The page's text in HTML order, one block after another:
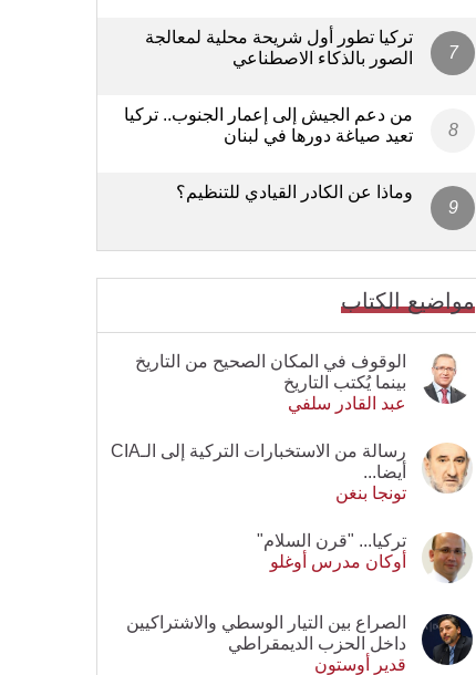
تركيا تطور أول شريحة محلية لمعالجة
الصور بالذكاء الاصطناعي
من دعم الجيش إلى إعمار الجنوب.. تركيا
تعيد صياغة دورها في لبنان
وماذا عن الكادر القيادي للتنظيم؟
مواضيع الكتاب
الوقوف في المكان الصحيح من التاريخ
بينما يُكتب التاريخ
عبد القادر سلفي
رسالة من الاستخبارات التركية إلى الـCIA
أيضا...
تونجا بنغن
تركيا... "قرن السلام"
أوكان مدرس أوغلو
الصراع بين التيار الوسطي والاشتراكيين
داخل الحزب الديمقراطي
قدير أوستون